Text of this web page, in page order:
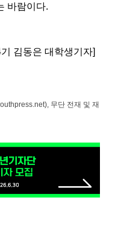
바람이다.
김동은 대학생기자]
무단 전재 및 재